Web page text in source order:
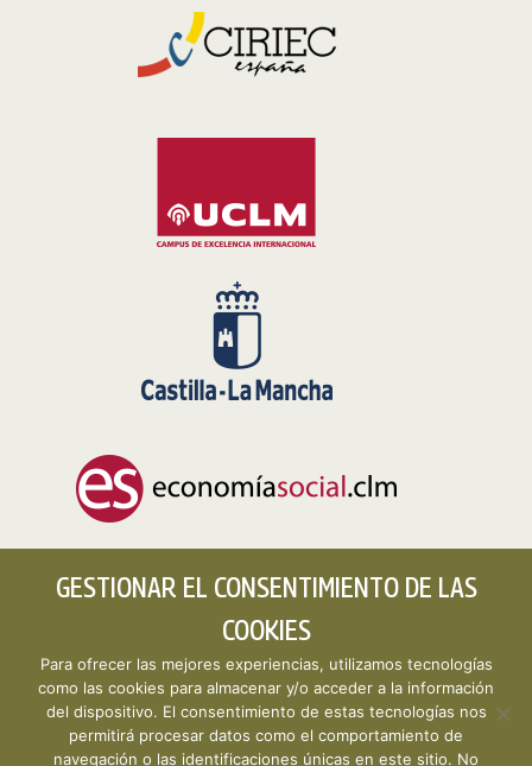
Copyright © 2026 CLMESTAT :: Portal Estadístico de la
GESTIONAR EL CONSENTIMIENTO DE LAS
COOKIES
Para ofrecer las mejores experiencias, utilizamos tecnologías
como las cookies para almacenar y/o acceder a la información
del dispositivo. El consentimiento de estas tecnologías nos
permitirá procesar datos como el comportamiento de
navegación o las identificaciones únicas en este sitio. No